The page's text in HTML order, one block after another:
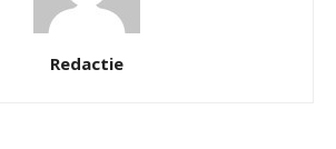
Redactie